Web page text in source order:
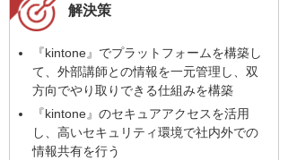
解決策
『kintone』でプラットフォームを構築し
て、外部講師との情報を一元管理し、双
方向でやり取りできる仕組みを構築
『kintone』のセキュアアクセスを活用
し、高いセキュリティ環境で社内外での
情報共有を行う